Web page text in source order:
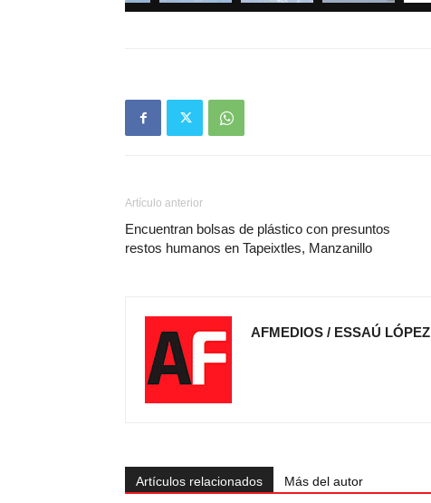
Artículo anterior
Encuentran bolsas de plástico con presuntos
restos humanos en Tapeixtles, Manzanillo
AFMEDIOS / ESSAÚ LÓPEZ
Artículos relacionados Más del autor